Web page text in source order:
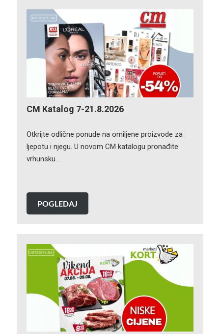
CM Katalog 7-21.8.2026
Otkrijte odlične ponude na omiljene proizvode za
ljepotu i njegu. U novom CM katalogu pronađite
vrhunsku…
POGLEDAJ